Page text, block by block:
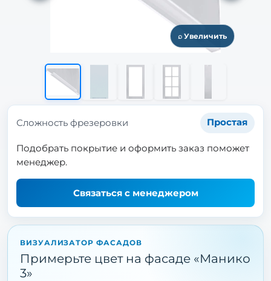
⌕ Увеличить
Сложность фрезеровки Простая
Подобрать покрытие и оформить заказ поможет
менеджер.
Связаться с менеджером
ВИЗУАЛИЗАТОР ФАСАДОВ
Примерьте цвет на фасаде «Манико
3»